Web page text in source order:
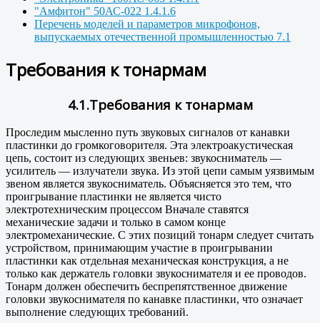
"Амфитон" 50АС-022 1.4.1.6
Перечень моделей и параметров микрофонов,
выпускаемых отечественной промышленностью 7.1
Требования к тонармам
4.1.Требования к тонармам
Проследим мысленно путь звуковых сигналов от канавки
пластинки до громкоговорителя. Эта электроакустическая
цепь, состоит из следующих звеньев: звукосниматель —
усилитель — излучатели звука. Из этой цепи самым уязвимым
звеном является звукосниматель. Объясняется это тем, что
проигрывание пластинки не является чисто
электротехническим процессом Вначале ставятся
механические задачи и только в самом конце
электромеханические. С этих позиций тонарм следует считать
устройством, принимающим участие в проигрывании
пластинки как отдельная механическая конструкция, а не
только как держатель головки звукоснимателя и ее проводов.
Тонарм должен обеспечить беспрепятственное движение
головки звукоснимателя по канавке пластинки, что означает
выполнение следующих требований.